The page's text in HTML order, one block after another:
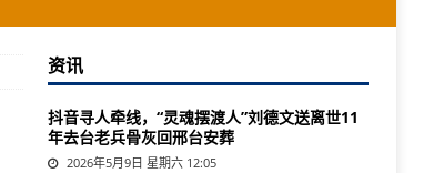
资讯
抖音寻人牵线，“灵魂摆渡人”刘德文送离世11
年去台老兵骨灰回邢台安葬
2026年5月9日 星期六 12:05